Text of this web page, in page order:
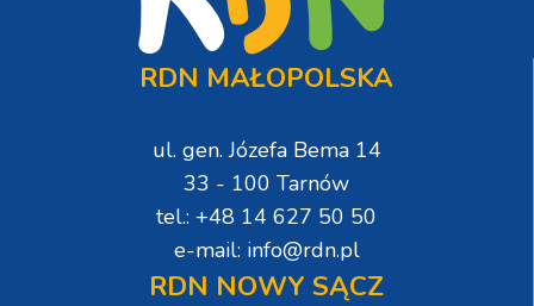
RDN MAŁOPOLSKA
ul. gen. Józefa Bema 14
33 - 100 Tarnów
tel.: +48 14 627 50 50
e-mail: info@rdn.pl
RDN NOWY SĄCZ